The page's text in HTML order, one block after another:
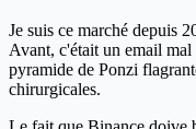
Je suis ce marché depuis
Avant, c'était un email
pyramide de Ponzi
chirurgicales.